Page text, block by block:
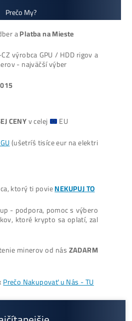
Košík
Oplatí sa Ťažiť?
ŤAŽBA vs NÁKUP krypta?
zarobí VIAC? (rozdiel až
Prečo My?